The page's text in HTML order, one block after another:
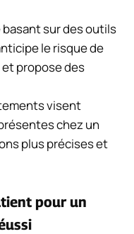
basant sur des outils
le risque de
propose des
visent
chez un
plus précises et
pour un